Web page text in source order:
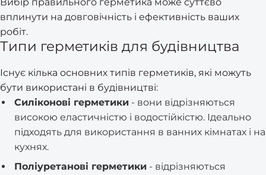
вплинути на довговічність і ефективність ваших
робіт.
Типи герметиків для будівництва
Існує кілька основних типів герметиків, які можуть
бути використані в будівництві:
Силіконові герметики - вони відрізняються
високою еластичністю і водостійкістю. Ідеально
підходять для використання в ванних кімнатах і на
кухнях.
Поліуретанові герметики - відрізняються